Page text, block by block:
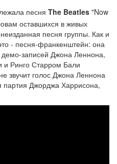
песня The Beatles "Now
оставшихся в живых
песня группы. Как и
- песня-франкенштейн: она
записей Джона Леннона,
и Ринго Старром Бали
звучит голос Джона Леннона
партия Джорджа Харрисона,